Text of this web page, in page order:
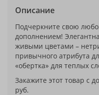
Описание
Подчеркните свою
дополнением!
живыми цветами –
привычного атрибута
«обертка» для теплых
Закажите этот товар с
руб.